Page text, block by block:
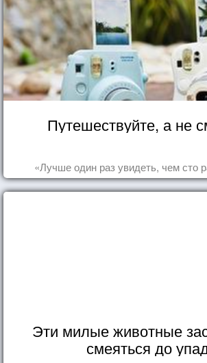
Путешествуйте, а не
«Лучше один раз увидеть, чем сто
Эти милые животные
смеяться до